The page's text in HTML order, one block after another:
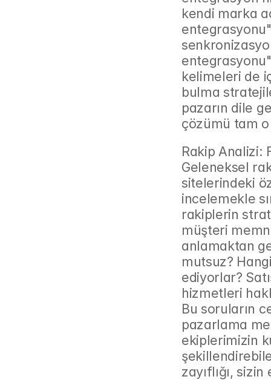
kendi marka
kelimeleri de
bulma
pazarın dile
çözümü tam
Rakip Analizi:
Geleneksel
sitelerindeki
incelemekle
rakiplerin
müşteri
anlamaktan
mutsuz?
ediyorlar?
hizmetleri
Bu soruların
pazarlama
ekiplerimizin
zayıflığı,